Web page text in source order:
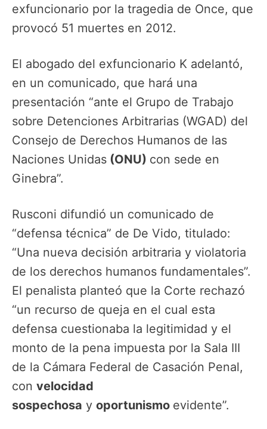
exfuncionario por la tragedia de Once, que
provocó 51 muertes en 2012.
El abogado del exfuncionario K adelantó,
en un comunicado, que hará una
presentación “ante el Grupo de Trabajo
sobre Detenciones Arbitrarias (WGAD) del
Consejo de Derechos Humanos de las
Naciones Unidas (ONU) con sede en
Ginebra”.
Rusconi difundió un comunicado de
“defensa técnica” de De Vido, titulado:
“Una nueva decisión arbitraria y violatoria
de los derechos humanos fundamentales”.
El penalista planteó que la Corte rechazó
“un recurso de queja en el cual esta
defensa cuestionaba la legitimidad y el
monto de la pena impuesta por la Sala III
de la Cámara Federal de Casación Penal,
con velocidad
sospechosa y oportunismo evidente”.